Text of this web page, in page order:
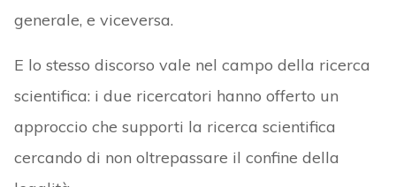
generale, e viceversa.
E lo stesso discorso vale nel campo della ricerca
scientifica: i due ricercatori hanno offerto un
approccio che supporti la ricerca scientifica
cercando di non oltrepassare il confine della